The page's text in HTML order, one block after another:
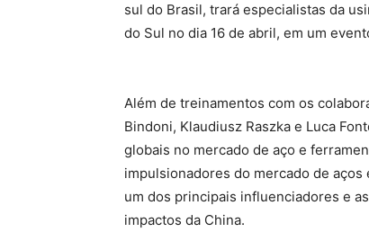
sul do Brasil, trará especialistas da
do Sul no dia 16 de abril, em um
Além de treinamentos com os
Bindoni, Klaudiusz Raszka e Luca
globais no mercado de aço e
impulsionadores do mercado de
um dos principais influenciadores e
impactos da China.